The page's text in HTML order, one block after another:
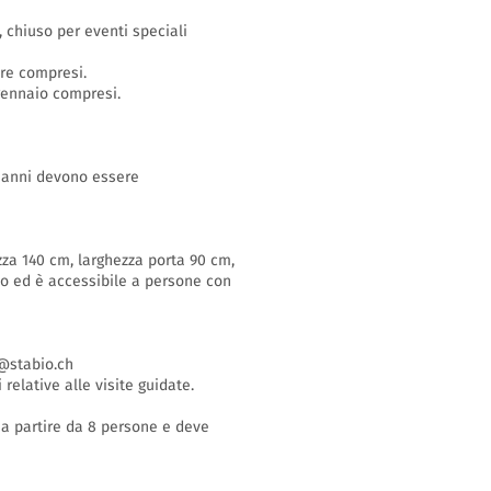
per eventi speciali
compresi.
compresi.
devono essere
140 cm, larghezza porta 90 cm,
ed è accessibile a persone con
alle visite guidate.
partire da 8 persone e deve